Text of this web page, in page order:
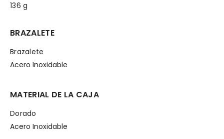
136 g
BRAZALETE
Brazalete
Acero Inoxidable
MATERIAL DE LA CAJA
Dorado
Acero Inoxidable